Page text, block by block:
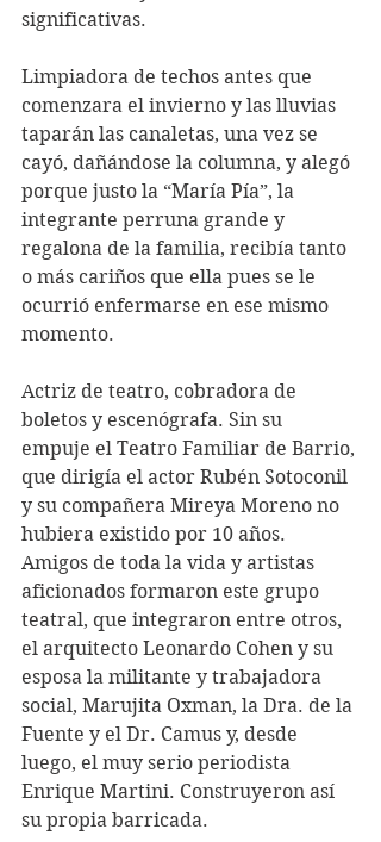
significativas.
Limpiadora de techos antes que
comenzara el invierno y las lluvias
taparán las canaletas, una vez se
cayó, dañándose la columna, y alegó
porque justo la “María Pía”, la
integrante perruna grande y
regalona de la familia, recibía tanto
o más cariños que ella pues se le
ocurrió enfermarse en ese mismo
momento.
Actriz de teatro, cobradora de
boletos y escenógrafa. Sin su
empuje el Teatro Familiar de Barrio,
que dirigía el actor Rubén Sotoconil
y su compañera Mireya Moreno no
hubiera existido por 10 años.
Amigos de toda la vida y artistas
aficionados formaron este grupo
teatral, que integraron entre otros,
el arquitecto Leonardo Cohen y su
esposa la militante y trabajadora
social, Marujita Oxman, la Dra. de la
Fuente y el Dr. Camus y, desde
luego, el muy serio periodista
Enrique Martini. Construyeron así
su propia barricada.